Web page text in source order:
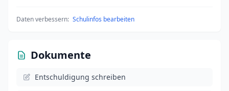
Daten verbessern: Schulinfos bearbeiten
Dokumente
Entschuldigung schreiben